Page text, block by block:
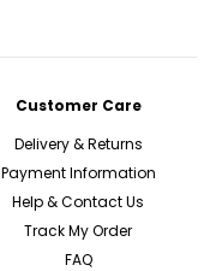
Customer Care
Delivery & Returns
Payment Information
Help & Contact Us
Track My Order
FAQ